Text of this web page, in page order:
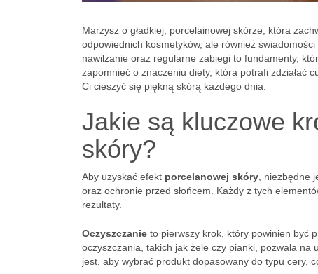
Marzysz o gładkiej, porcelainowej skórze, która
odpowiednich kosmetyków, ale również
nawilżanie oraz regularne zabiegi to fundamenty,
zapomnieć o znaczeniu diety, która potrafi zdziałać
Ci cieszyć się piękną skórą każdego dnia.
Jakie są kluczowe
skóry?
Aby uzyskać efekt porcelanowej skóry , niezbędne
oraz ochronie przed słońcem. Każdy z tych
rezultaty.
Oczyszczanie to pierwszy krok, który powinien być
oczyszczania, takich jak żele czy pianki, pozwala na
jest, aby wybrać produkt dopasowany do typu cery,